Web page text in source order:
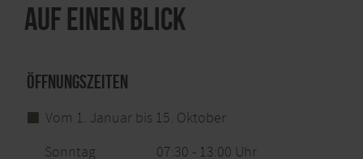
Auf einen Blick
Öffnungszeiten
Vom 1. Januar bis 15. Oktober
Sonntag
07:30 - 13:00 Uhr